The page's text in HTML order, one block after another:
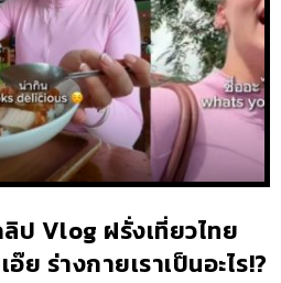
ป Vlog ฝรั่งเที่ยวไทย
ย ร่างกายเราเป็นอะไร!?